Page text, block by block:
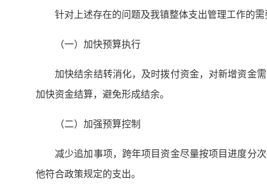
针对上述存在的问题及我镇整体支出管理工作的
（一）加快预算执行
加快结余结转消化，及时拨付资金，对新增资金
加快资金结算，避免形成结余。
（二）加强预算控制
减少追加事项，跨年项目资金尽量按项目进度分
他符合政策规定的支出。